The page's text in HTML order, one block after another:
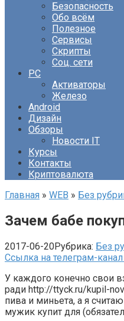
Безопасность
Обо всём
Полезное
Сервисы
Скрипты
Соц. сети
PC
Активаторы
Железо
Android
Дизайн
Обзоры
Новости IT
Курсы
Контакты
Криптовалюта
Главная » WEB » Без
Зачем бабе
2017-06-20Рубрика: Без
Ссылка на телеграм-
​У каждого конечно свои
ради http://ttyck.ru/kupil-
пива и миньета, а я
мужик купит для